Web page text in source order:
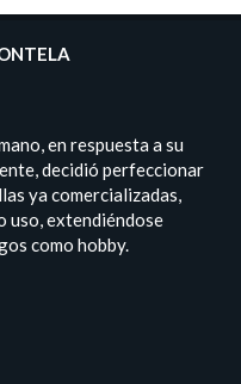
en respuesta a su
decidió perfeccionar
ya comercializadas,
uso, extendiéndose
como hobby.